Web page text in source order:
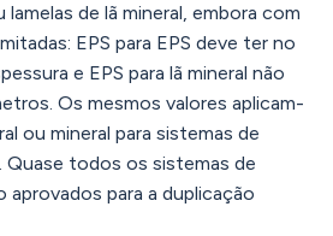
lamelas de lã mineral, embora com
EPS para EPS deve ter no
e EPS para lã mineral não
Os mesmos valores aplicam-
ou mineral para sistemas de
todos os sistemas de
para a duplicação